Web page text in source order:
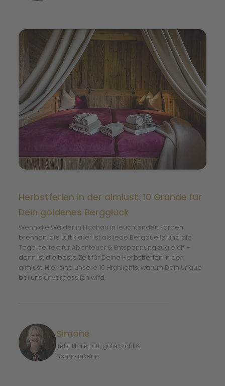
Herbstferien in der almlust: 10 Gründe für
Dein goldenes Bergglück
Wenn die Wälder in Flachau in leuchtenden Farben
brennen, die Luft klarer ist als jede Bergquelle und die
Tage perfekt für Abenteuer & Entspannung zugleich –
dann ist die beste Zeit für Deine Herbstferien in der
almlust. Hier sind unsere 10 Highlights, warum Dein Urlaub
bei uns unvergesslich wird.
Simone
liebt klare Luft, gute Sicht &
Schmankerln